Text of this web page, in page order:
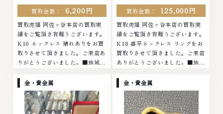
買取金額：
6,200円
買取虎福 阿佐ヶ谷本店の買取実
績をご覧頂き有難うございます。
K10 ネックレス 壊れありをお買
取りさせて頂きました。ご来店あ
りがとうございました。■地域買
モンド ブランド品 ブランド衣類
お酒買取りのことなら、お任せく
ださいなかでも金・プラチナ等の
アクセサリー・貴金属・宝石・ダ
買取金額：
125,000円
買取虎福 阿佐ヶ谷本店の買取実
績をご覧頂き有難うございます。
K18 喜平ネックレス リングをお
買取りさせて頂きました。ご来店
ありがとうございました。■地域
ヤモンド ブランド品 ブランド衣
類 お酒買取りのことなら、お任
せくださいなかでも金・プラチナ
等のアクセサリー・貴金属・宝
金・貴金属 金・貴金属